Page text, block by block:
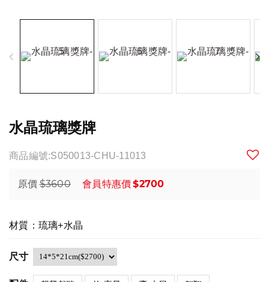
水晶琉璃獎牌
商品編號:S050013-CHU-11013
原價 $3600 會員特惠價$2700
材質：琉璃+水晶
尺寸